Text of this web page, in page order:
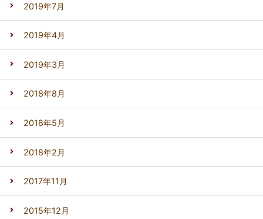
2019年7月
2019年4月
2019年3月
2018年8月
2018年5月
2018年2月
2017年11月
2015年12月